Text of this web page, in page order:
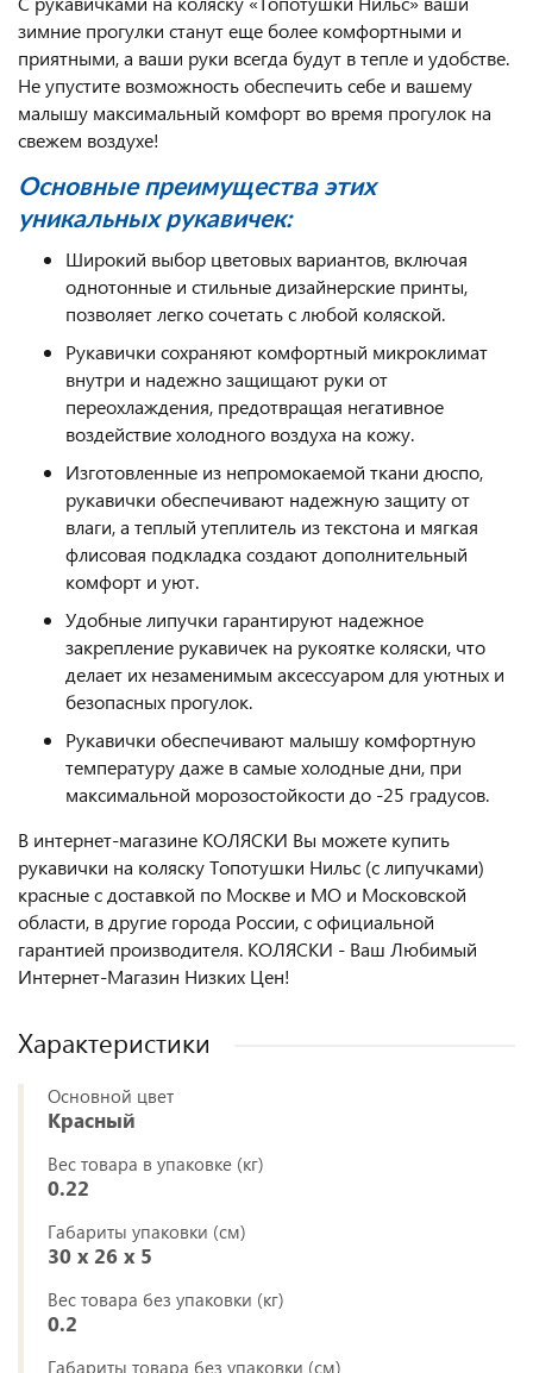
зимние прогулки станут еще более комфортными и
приятными, а ваши руки всегда будут в тепле и удобстве.
Не упустите возможность обеспечить себе и вашему
малышу максимальный комфорт во время прогулок на
свежем воздухе!
Основные преимущества этих
уникальных рукавичек:
Широкий выбор цветовых вариантов, включая
однотонные и стильные дизайнерские принты,
позволяет легко сочетать с любой коляской.
Рукавички сохраняют комфортный микроклимат
внутри и надежно защищают руки от
переохлаждения, предотвращая негативное
воздействие холодного воздуха на кожу.
Изготовленные из непромокаемой ткани дюспо,
рукавички обеспечивают надежную защиту от
влаги, а теплый утеплитель из текстона и мягкая
флисовая подкладка создают дополнительный
комфорт и уют.
Удобные липучки гарантируют надежное
закрепление рукавичек на рукоятке коляски, что
делает их незаменимым аксессуаром для уютных и
безопасных прогулок.
Рукавички обеспечивают малышу комфортную
температуру даже в самые холодные дни, при
максимальной морозостойкости до -25 градусов.
В интернет-магазине КОЛЯСКИ Вы можете купить
рукавички на коляску Топотушки Нильс (с липучками)
красные с доставкой по Москве и МО и Московской
области, в другие города России, с официальной
гарантией производителя. КОЛЯСКИ - Ваш Любимый
Интернет-Магазин Низких Цен!
Характеристики
Основной цвет
Красный
Вес товара в упаковке (кг)
0.22
Габариты упаковки (см)
30 x 26 x 5
Вес товара без упаковки (кг)
0.2
Габариты товара без упаковки (см)